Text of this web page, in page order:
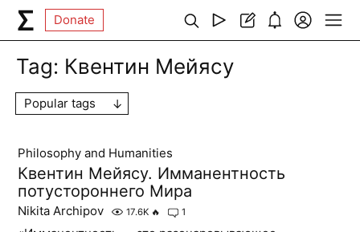
Donate
Tag: Квентин Мейясу
Popular tags
Philosophy and Humanities
Квентин Мейясу. Имманентность
потустороннего Мира
Nikita Archipov 17.6K 🔥 1